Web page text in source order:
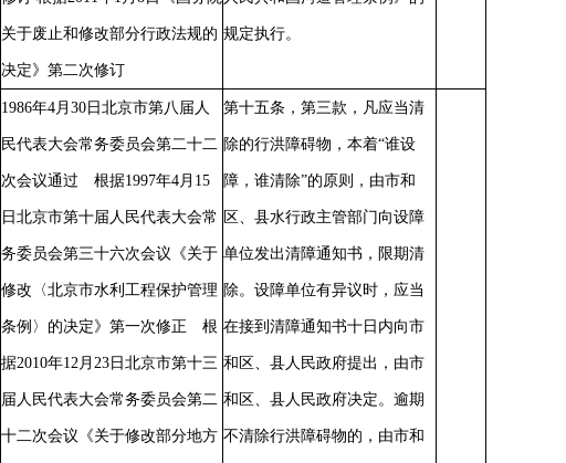
关于废止和修改部分行政法规的
决定》第二次修订
规定执行。
1986年4月30日北京市第八届人
民代表大会常务委员会第二十二
次会议通过 根据1997年4月15
日北京市第十届人民代表大会常
务委员会第三十六次会议《关于
修改〈北京市水利工程保护管理
条例〉的决定》第一次修正 根
据2010年12月23日北京市第十三
届人民代表大会常务委员会第二
十二次会议《关于修改部分地方
第十五条，第三款，凡应当清
除的行洪障碍物，本着“谁设
障，谁清除”的原则，由市和
区、县水行政主管部门向设障
单位发出清障通知书，限期清
除。设障单位有异议时，应当
在接到清障通知书十日内向市
和区、县人民政府提出，由市
和区、县人民政府决定。逾期
不清除行洪障碍物的，由市和